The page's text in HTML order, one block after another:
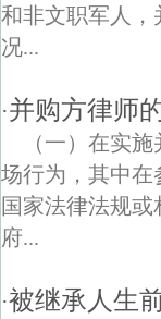
和非文职军人，
况...
·并购方律师
（一）在实
场行为，其中在
国家法律法规
府...
·被继承人生